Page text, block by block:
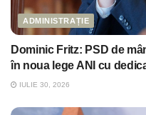
ADMINISTRAȚIE
Dominic Fritz: PSD de
în noua lege ANI cu
IULIE 30, 2026